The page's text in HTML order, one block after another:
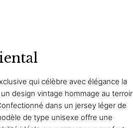
qui célèbre avec élégance la
design vintage hommage au terroir
dans un jersey léger de
de type unisexe offre une